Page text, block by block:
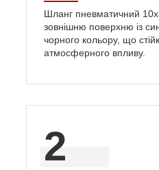
Шланг пневматичний
зовнішню поверхню із
чорного кольору, що
атмосферного впливу.
2